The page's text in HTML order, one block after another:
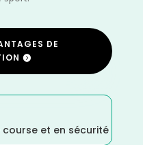
DE
et en sécurité